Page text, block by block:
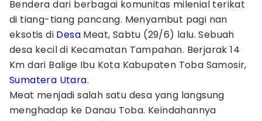
Bendera dari berbagai komunitas milenial terikat
di tiang-tiang pancang. Menyambut pagi nan
eksotis di Desa Meat, Sabtu (29/6) lalu. Sebuah
desa kecil di Kecamatan Tampahan. Berjarak 14
Km dari Balige Ibu Kota Kabupaten Toba Samosir,
Sumatera Utara.
Meat menjadi salah satu desa yang langsung
menghadap ke Danau Toba. Keindahannya